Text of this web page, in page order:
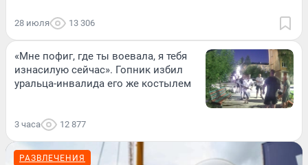
28 июля 13 306
«Мне пофиг, где ты воевала, я тебя
изнасилую сейчас». Гопник избил
уральца-инвалида его же костылем
3 часа 12 877
РАЗВЛЕЧЕНИЯ